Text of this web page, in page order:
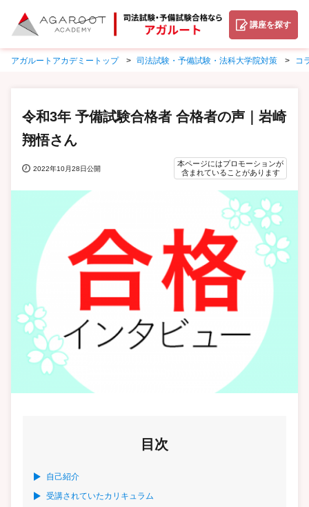
講座を探す
アガルートアカデミートップ 司法試験・予備試験・法科大学院対策 コ
令和3年 予備試験合格者 合格者の声｜岩崎
翔悟さん
2022年10月28日公開
本ページにはプロモーションが
含まれていることがあります
目次
自己紹介
受講されていたカリキュラム